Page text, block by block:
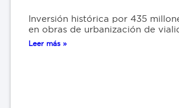
Inversión histórica por 435
en obras de urbanización de
Leer más »